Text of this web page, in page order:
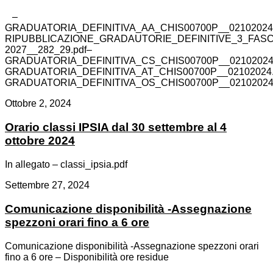
–
2027__282_29.pdf–
Ottobre 2, 2024
Orario classi IPSIA dal 30 settembre al 4
ottobre 2024
In allegato – classi_ipsia.pdf
Settembre 27, 2024
Comunicazione disponibilità -Assegnazione
spezzoni orari fino a 6 ore
Comunicazione disponibilità -Assegnazione spezzoni orari
fino a 6 ore – Disponibilità ore residue